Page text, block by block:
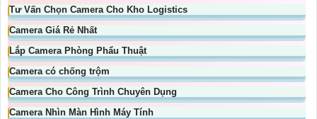
Tư Vấn Chọn Camera Cho Kho Logistics
Camera Giá Rẻ Nhất
Lắp Camera Phòng Phẩu Thuật
Camera có chống trộm
Camera Cho Công Trình Chuyên Dụng
Camera Nhìn Màn Hình Máy Tính